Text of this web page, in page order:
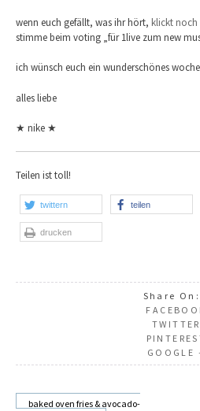
wenn euch gefällt, was ihr hört, klickt
stimme beim voting „für 1live zum new
ich wünsch euch ein wunderschönes
alles liebe
★ nike ★
Teilen ist toll!
twittern teilen
drucken
Share On:
TWITTER
GOOGLE
baked oven fries & avocado-